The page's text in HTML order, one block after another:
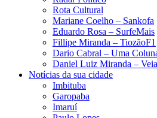
Rota Cultural
Mariane Coelho – Sankofa
Eduardo Rosa​ – SurfeMais
Fillipe Miranda – TiozãoF1
Dario Cabral – Uma
Daniel Luiz Miranda –
Notícias da sua cidade
Imbituba
Garopaba
Imaruí